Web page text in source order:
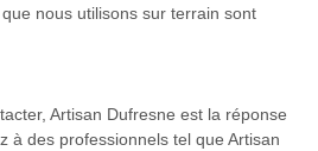
nous utilisons sur terrain sont
Artisan Dufresne est la réponse
à des professionnels tel que Artisan